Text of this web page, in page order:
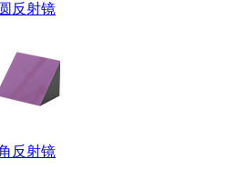
反射镜
反射镜